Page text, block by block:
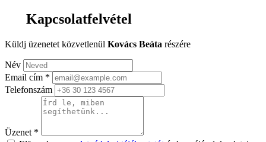
Kapcsolatfelvétel
Küldj üzenetet közvetlenül Kovács Beáta részére
Név
Email cím *
Telefonszám
Üzenet *